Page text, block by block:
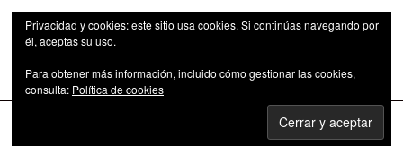
Las series de televisión como fenómeno cultural
Privacidad y cookies: este sitio usa cookies. Si continúas navegando por
él, aceptas su uso.
Para obtener más información, incluido cómo gestionar las cookies,
consulta: Política de cookies